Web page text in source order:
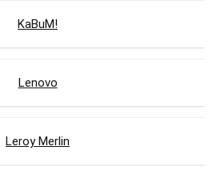
KaBuM!
Lenovo
Leroy Merlin